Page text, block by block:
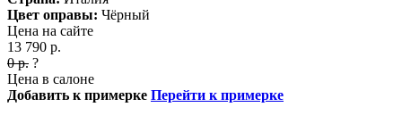
Цвет оправы: Чёрный
Цена на сайте
13 790 р.
0р. ?
Цена в салоне
Добавить к примерке Перейти к примерке